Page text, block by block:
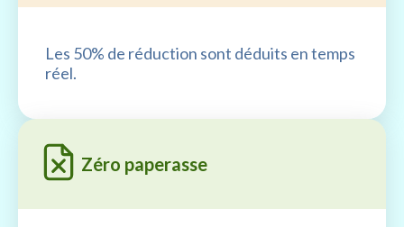
Les 50% de réduction sont déduits en temps
réel.
Zéro paperasse